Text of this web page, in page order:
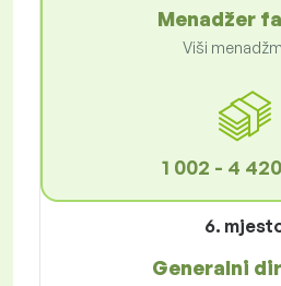
Menadžer
Viši
1 002 - 4
6.
Generalni